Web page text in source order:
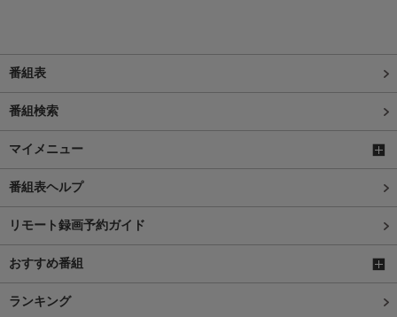
番組表
番組検索
マイメニュー
番組表ヘルプ
リモート録画予約ガイド
おすすめ番組
ランキング